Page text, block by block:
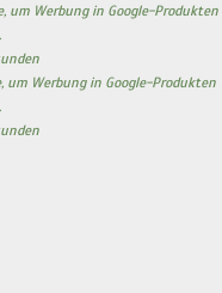
um Werbung in Google-Produkten
um Werbung in Google-Produkten